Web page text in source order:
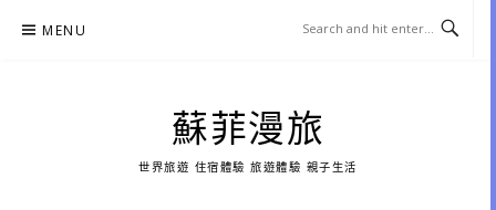
MENU
蘇菲漫旅
世界旅遊 住宿體驗 旅遊體驗 親子生活